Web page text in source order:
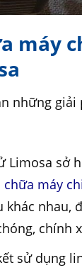
máy
những giải
Limosa sở
chữa máy
nhau,
chính
sử dụng